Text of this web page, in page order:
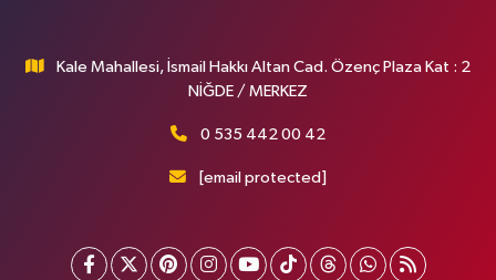
Kale Mahallesi, İsmail Hakkı Altan Cad. Özenç Plaza Kat : 2
NİĞDE / MERKEZ
0 535 442 00 42
[email protected]